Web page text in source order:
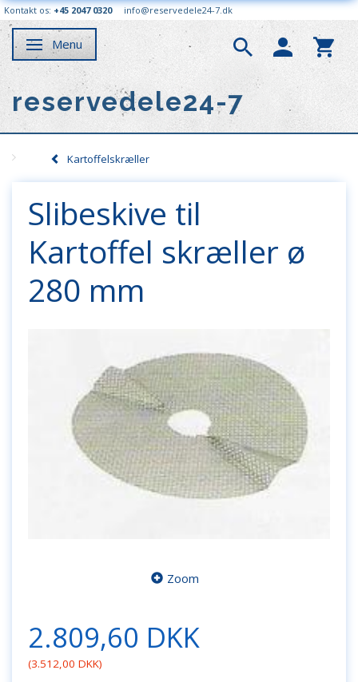
Kontakt os: +45 2047 0320 info@reservedele24-7.dk
Skifte navigation
Menu
reservedele24-7
Kartoffelskræller
Slibeskive til
Kartoffel skræller ø
280 mm
Zoom
2.809,60 DKK
(3.512,00 DKK)